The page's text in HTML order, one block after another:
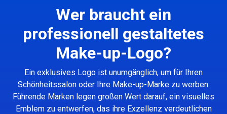
Wer braucht ein
professionell gestaltetes
Make-up-Logo?
Ein exklusives Logo ist unumgänglich, um für Ihren
Schönheitssalon oder Ihre Make-up-Marke zu werben.
Führende Marken legen großen Wert darauf, ein visuelles
Emblem zu entwerfen, das ihre Exzellenz verdeutlichen